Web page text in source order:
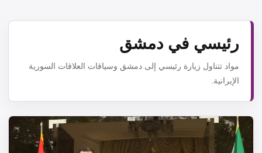
رئيسي في دمشق
مواد تتناول زيارة رئيسي إلى دمشق وسياقات العلاقات السورية
الإيرانية.